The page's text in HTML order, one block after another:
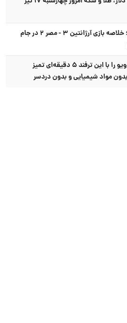
ببینید؛ خلاصه بازی آرژانتین ۳ - مصر ۲ در جام
مایکروویو را با این ترفند ۵ دقیقه‌ای تمیز
مواد شیمیایی و بدون دردسر